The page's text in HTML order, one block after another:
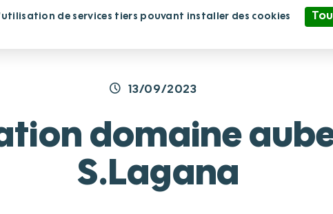
13/09/2023
domaine
S.Lagana
de services tiers pouvant installer des cookies